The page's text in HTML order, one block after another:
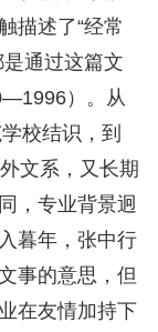
描述了“经常
通过这篇文
）。从
校结识，到
文系，又长期
，专业背景迥
暮年，张中行
事的意思，但
在友情加持下